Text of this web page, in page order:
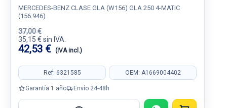
MERCEDES-BENZ CLASE GLA (W156) GLA 250 4-MATIC
(156.946)
37,00 €
35,15 € sin IVA.
42,53 € (IVA incl.)
Ref: 6321585 OEM: A1669004402
Garantía 1 año Envío 24-48h